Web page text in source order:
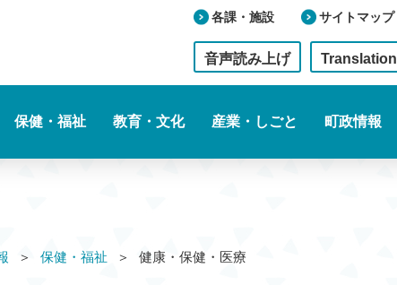
各課・施設 サイトマップ
音声読み上げ Translation
保健・福祉 教育・文化 産業・しごと 町政情報
保健・福祉 健康・保健・医療